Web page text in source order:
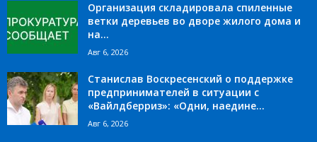
Организация складировала спиленные
ветки деревьев во дворе жилого дома и
на...
Авг 6, 2026
Станислав Воскресенский о поддержке
предпринимателей в ситуации с
«Вайлдберриз»: «Одни, наедине...
Авг 6, 2026